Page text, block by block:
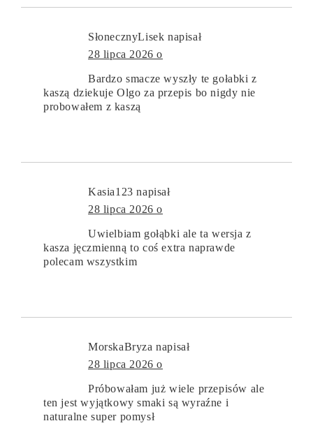
SłonecznyLisek napisał
28 lipca 2026 o
Bardzo smacze wyszły te gołabki z
kaszą dziekuje Olgo za przepis bo nigdy nie
probowałem z kaszą
Kasia123 napisał
28 lipca 2026 o
Uwielbiam gołąbki ale ta wersja z
kasza jęczmienną to coś extra naprawde
polecam wszystkim
MorskaBryza napisał
28 lipca 2026 o
Próbowałam już wiele przepisów ale
ten jest wyjątkowy smaki są wyraźne i
naturalne super pomysł